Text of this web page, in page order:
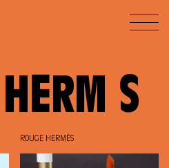
S
ROUGE HERMÈS